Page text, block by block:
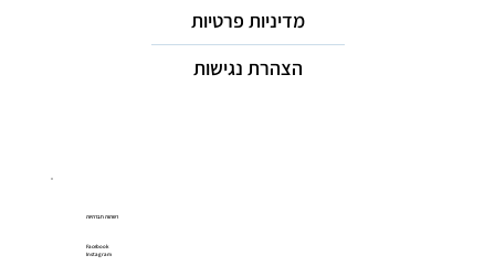
מדיניות פרטיות
הצהרת נגישות
רשתות חברתיות
Facebook
Instagram